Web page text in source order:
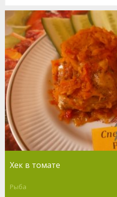
Хек в томате
Рыба